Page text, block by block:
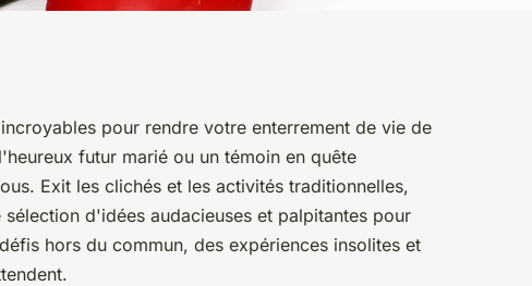
!
pour rendre votre enterrement de vie de
futur marié ou un témoin en quête
Exit les clichés et les activités traditionnelles,
d'idées audacieuses et palpitantes pour
hors du commun, des expériences insolites et